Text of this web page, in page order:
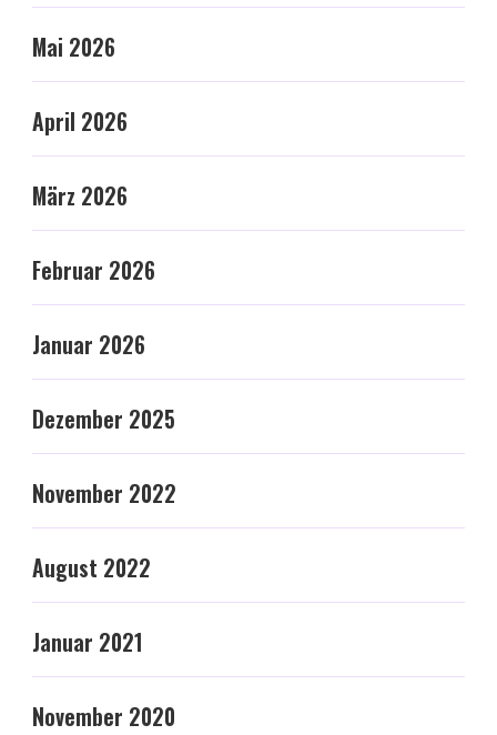
Mai 2026
April 2026
März 2026
Februar 2026
Januar 2026
Dezember 2025
November 2022
August 2022
Januar 2021
November 2020